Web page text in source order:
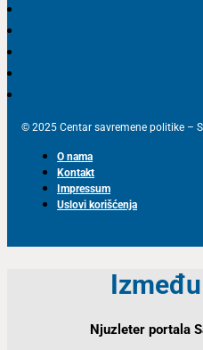
© 2025 Centar savremene politike –
O nama
Kontakt
Impressum
Uslovi korišćenja
Njuzleter portala